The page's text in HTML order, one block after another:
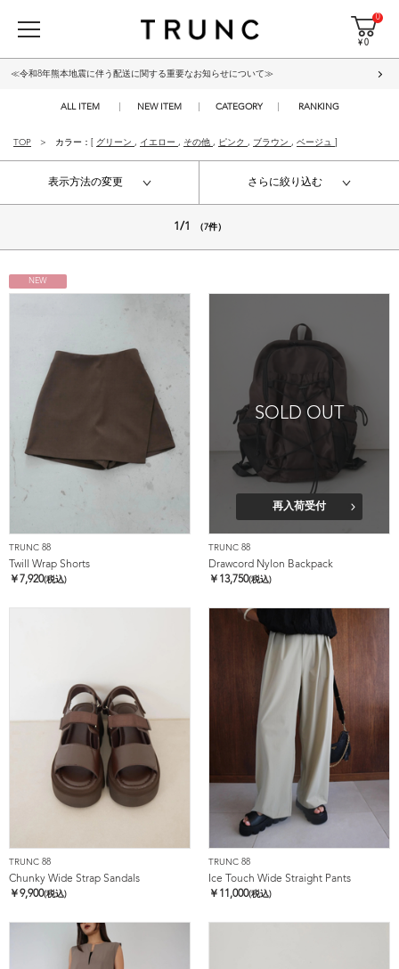
0
¥ 0
≪令和8年熊本地震に伴う配送に関する重要なお知らせについて≫
ALL ITEM NEW ITEM CATEGORY RANKING
TOP カラー：[ グリーン , イエロー , その他 , ピンク , ブラウン , ベージュ
表示方法の変更 さらに絞り込む
1/1 （7件）
NEW
TRUNC 88
Twill Wrap Shorts
￥ 7,920(税込)
SOLD OUT
再入荷受付
TRUNC 88
Drawcord Nylon Backpack
￥ 13,750(税込)
TRUNC 88
Chunky Wide Strap Sandals
￥9,900(税込)
TRUNC 88
Ice Touch Wide Straight Pants
￥ 11,000(税込)